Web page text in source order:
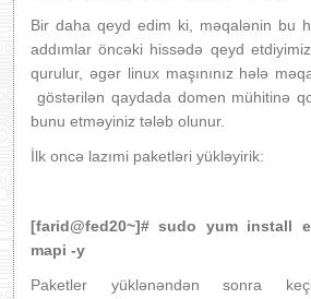
Bir daha qeyd edim ki, məqalənin bu
addımlar öncəki hissədə qeyd
qurulur, əgər linux maşınınız hələ
göstərilən qaydada domen mühitinə
bunu etməyiniz tələb olunur.
İlk oncə lazımi paketləri yükləyirik:
[farid@fed20~]# sudo yum install
mapi -y
Paketler yüklənəndən sonra